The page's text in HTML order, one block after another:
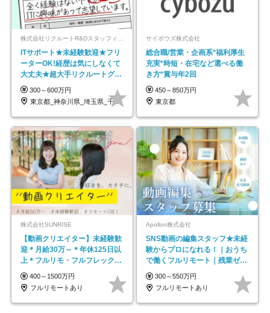
ITサポート★未経験歓迎★フリ
ーターOK!経歴は気にしなくて
大丈夫★超大手リクルートグル
ープの正社員/sg
300～600万円
東京都_神奈川県_埼玉県_千葉県_大阪府…
サイボウズ株式会社
総合職/営業・企画系*福利厚生
充実*時短・在宅など選べる働
き方*賞与年2回
450～850万円
東京都
株式会社SUNRISE
【動画クリエイター】未経験歓
迎＊月給30万～＊年休125日以
上＊フルリモ・フルフレックス
◆10名の採用が決定◆
400～1500万円
フルリモートあり
Apollon株式会社
SNS動画の編集スタッフ★未経
験からプロになれる！｜おうち
で働くフルリモート｜残業ゼロ
で18時退勤◎
300～550万円
フルリモートあり